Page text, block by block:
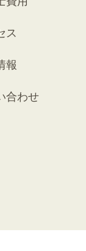
ス
報
合わせ